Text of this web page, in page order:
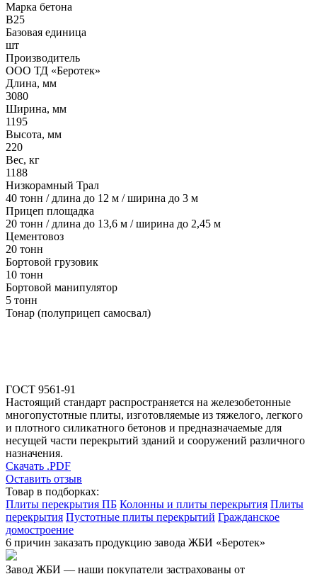
Марка бетона
B25
Базовая единица
шт
Производитель
ООО ТД «Беротек»
Длина, мм
3080
Ширина, мм
1195
Высота, мм
220
Вес, кг
1188
Низкорамный Трал
40 тонн / длина до 12 м / ширина до 3 м
Прицеп площадка
20 тонн / длина до 13,6 м / ширина до 2,45 м
Цементовоз
20 тонн
Бортовой грузовик
10 тонн
Бортовой манипулятор
5 тонн
Тонар (полуприцеп самосвал)
ГОСТ 9561-91
Настоящий стандарт распространяется на железобетонные
многопустотные плиты, изготовляемые из тяжелого, легкого
и плотного силикатного бетонов и предназначаемые для
несущей части перекрытий зданий и сооружений различного
назначения.
Скачать .PDF
Оставить отзыв
Товар в подборках:
Плиты перекрытия ПБ Колонны и плиты перекрытия Плиты
перекрытия Пустотные плиты перекрытий Гражданское
домостроение
6 причин заказать продукцию завода ЖБИ «Беротек»
Завод ЖБИ — наши покупатели застрахованы от